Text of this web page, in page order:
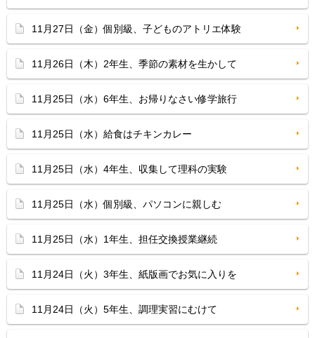
11月27日（金）個別級、子どものアトリエ体験
11月26日（木）2年生、季節の素材を生かして
11月25日（水）6年生、お帰りなさい修学旅行
11月25日（水）給食はチキンカレー
11月25日（水）4年生、収集して理科の実験
11月25日（水）個別級、パソコンに親しむ
11月25日（水）1年生、担任交換授業継続
11月24日（火）3年生、紙版画でお気に入りを
11月24日（火）5年生、調理実習にむけて